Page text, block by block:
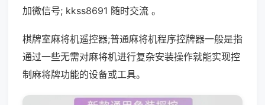
加微信号; kkss8691 随时交流 。
棋牌室麻将机遥控器;普通麻将机程序控牌器一般是指
通过一些无需对麻将机进行复杂安装操作就能实现控
制麻将牌功能的设备或工具。